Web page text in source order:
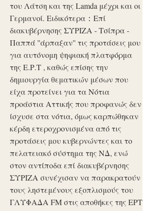
του Λάτση και της Lamda μέχρι και οι
Γερμανοί. Ειδικότερα：Επί
διακυβέρνησης ΣΥΡΙΖΑ - Τσίπρα -
Παππά ''άρπαξαν'' τις προτάσεις μου
για αυτόνομη ψηφιακή πλατφόρμα
της Ε.Ρ.Τ , καθώς επίσης την
δημιουργία θεματικών μέσων που
είχα προτείνει για τα Νότια
προάστια Αττικής που προφανώς δεν
ίσχυσε στα νότια, όμως καρπώθηκαν
κέρδη ετεροχρονισμένα από τις
προτάσεις μου κυβερνώντες και το
πελατειακό σύστημα της ΝΔ, ενώ
στον αντίποδα επί διακυβέρνησης
ΣΥΡΙΖΑ συνέχισαν να παρακρατούν
τους ληστεμένους εξοπλισμούς του
ΓΛΥΦΑΔΑ FM στις αποθήκες της ΕΡΤ